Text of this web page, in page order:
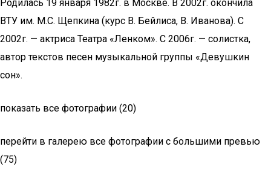
Родилась 19 января 1982г. в Москве. В 2002г. окончила
ВТУ им. М.С. Щепкина (курс В. Бейлиса, В. Иванова). С
2002г. — актриса Театра «Ленком». С 2006г. — солистка,
автор текстов песен музыкальной группы «Девушкин
сон».
показать все фотографии (20)
перейти в галерею все фотографии с большими превью
(75)